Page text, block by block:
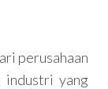
perusahaan
industri yang